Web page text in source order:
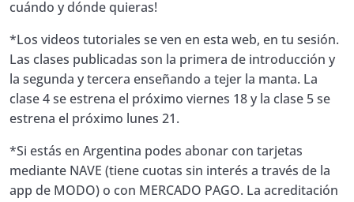
cuándo y dónde quieras!
*Los videos tutoriales se ven en esta web, en tu sesión.
Las clases publicadas son la primera de introducción y
la segunda y tercera enseñando a tejer la manta. La
clase 4 se estrena el próximo viernes 18 y la clase 5 se
estrena el próximo lunes 21.
*Si estás en Argentina podes abonar con tarjetas
mediante NAVE (tiene cuotas sin interés a través de la
app de MODO) o con MERCADO PAGO. La acreditación